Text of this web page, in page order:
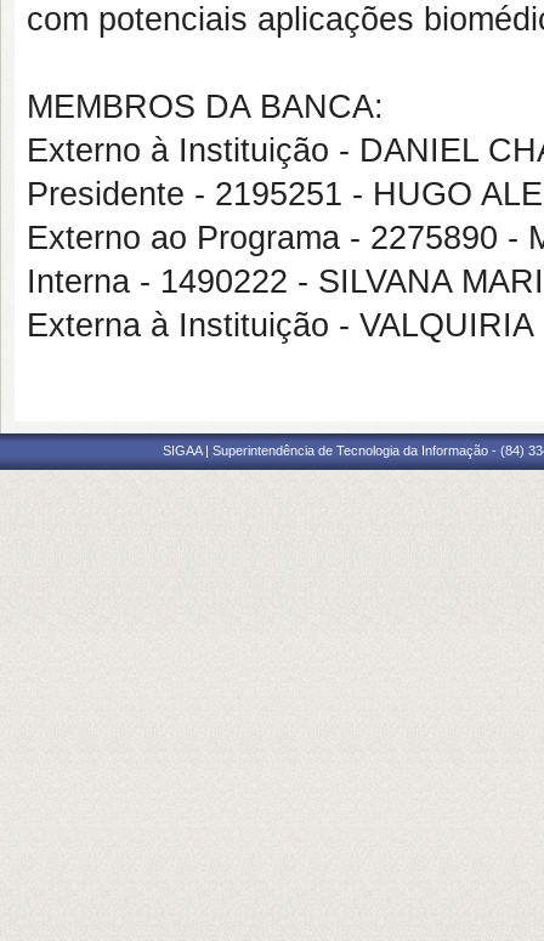
com potenciais aplicações
MEMBROS DA BANCA:
Externo à Instituição - DANIEL
Presidente - 2195251 - HUGO
Externo ao Programa - 2275890 -
Interna - 1490222 - SILVANA
Externa à Instituição -
SIGAA | Superintendência de Tecnologia da Informação - (84)